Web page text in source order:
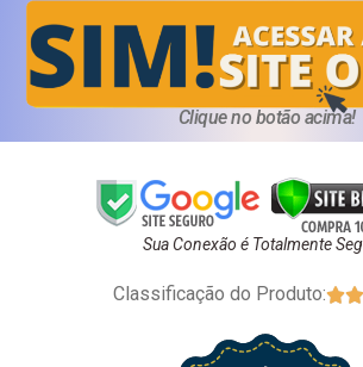
Clique no botão acima!
Sua Conexão é Totalmente
Classificação do Produto: